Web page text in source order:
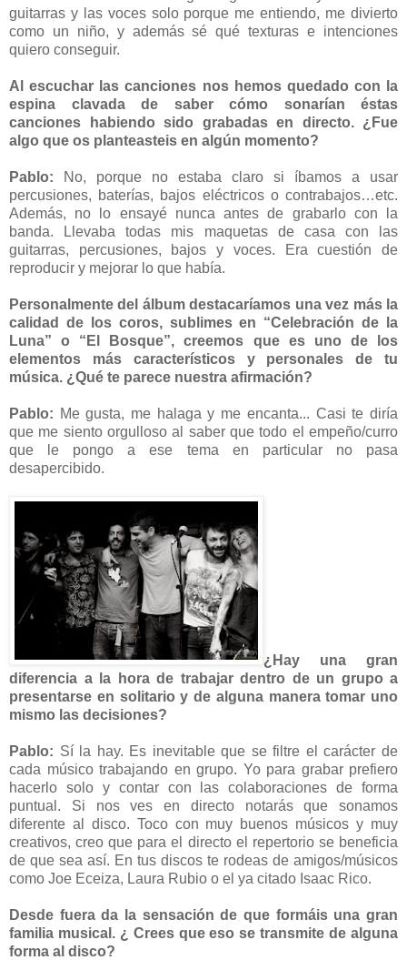
guitarras y las voces solo porque me entiendo, me divierto
como un niño, y además sé qué texturas e intenciones
quiero conseguir.
Al escuchar las canciones nos hemos quedado con la
espina clavada de saber cómo sonarían éstas
canciones habiendo sido grabadas en directo. ¿Fue
algo que os planteasteis en algún momento?
Pablo: No, porque no estaba claro si íbamos a usar
percusiones, baterías, bajos eléctricos o contrabajos…etc.
Además, no lo ensayé nunca antes de grabarlo con la
banda. Llevaba todas mis maquetas de casa con las
guitarras, percusiones, bajos y voces. Era cuestión de
reproducir y mejorar lo que había.
Personalmente del álbum destacaríamos una vez más la
calidad de los coros, sublimes en “Celebración de la
Luna” o “El Bosque”, creemos que es uno de los
elementos más característicos y personales de tu
música. ¿Qué te parece nuestra afirmación?
Pablo: Me gusta, me halaga y me encanta... Casi te diría
que me siento orgulloso al saber que todo el empeño/curro
que le pongo a ese tema en particular no pasa
desapercibido.
¿Hay una gran
diferencia a la hora de trabajar dentro de un grupo a
presentarse en solitario y de alguna manera tomar uno
mismo las decisiones?
Pablo: Sí la hay. Es inevitable que se filtre el carácter de
cada músico trabajando en grupo. Yo para grabar prefiero
hacerlo solo y contar con las colaboraciones de forma
puntual. Si nos ves en directo notarás que sonamos
diferente al disco. Toco con muy buenos músicos y muy
creativos, creo que para el directo el repertorio se beneficia
de que sea así. En tus discos te rodeas de amigos/músicos
como Joe Eceiza, Laura Rubio o el ya citado Isaac Rico.
Desde fuera da la sensación de que formáis una gran
familia musical. ¿ Crees que eso se transmite de alguna
forma al disco?